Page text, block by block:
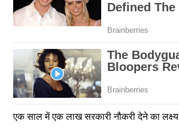
एक साल में एक लाख सरकारी नौकरी देने का लक्ष्य